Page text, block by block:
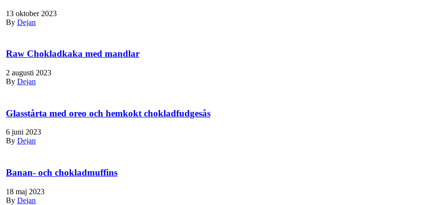
13 oktober 2023
By Dejan
Raw Chokladkaka med mandlar
2 augusti 2023
By Dejan
Glasstårta med oreo och hemkokt chokladfudgesås
6 juni 2023
By Dejan
Banan- och chokladmuffins
18 maj 2023
By Dejan